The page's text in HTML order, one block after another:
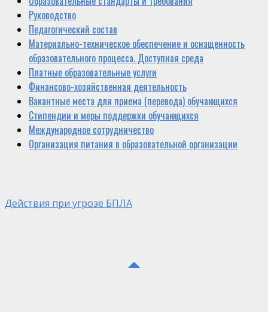
Руководство
Педагогический состав
Материально-техническое обеспечение и оснащенность
образовательного процесса. Доступная среда
Платные образовательные услуги
Финансово-хозяйственная деятельность
Вакантные места для приема (перевода) обучающихся
Стипендии и меры поддержки обучающихся
Международное сотрудничество
Организация питания в образовательной организации
Действия при угрозе БПЛА